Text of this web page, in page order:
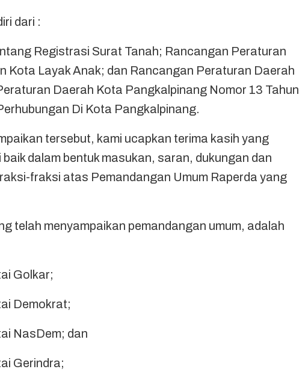
dari :
Registrasi Surat Tanah; Rancangan Peraturan
Kota Layak Anak; dan Rancangan Peraturan Daerah
Daerah Kota Pangkalpinang Nomor 13 Tahun
Di Kota Pangkalpinang.
tersebut, kami ucapkan terima kasih yang
dalam bentuk masukan, saran, dukungan dan
fraksi atas Pemandangan Umum Raperda yang
telah menyampaikan pemandangan umum, adalah
Golkar;
Demokrat;
NasDem; dan
Gerindra;